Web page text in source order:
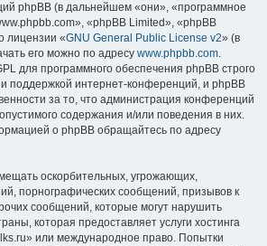
phpBB (в дальнейшем «они», «программное
«phpBB Limited», «phpBB
лицензии «GNU General Public License v2» (в
его можно по адресу www.phpbb.com.
для программного обеспечения phpBB строго
поддержкой интернет-конференций, и phpBB
за то, что администрация конференций
содержания и/или поведения в них.
о phpBB обращайтесь по адресу
оскорбительных, угрожающих,
порнографических сообщений, призывов к
сообщений, которые могут нарушить
которая предоставляет услуги хостинга
или международное право. Попытки